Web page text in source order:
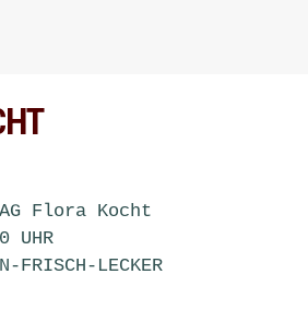
Flora Kocht
UHR
FRISCH-LECKER